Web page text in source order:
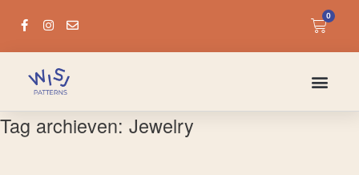
0
Tag archieven: Jewelry